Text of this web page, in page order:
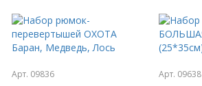
Арт. 09836 Арт. 09638